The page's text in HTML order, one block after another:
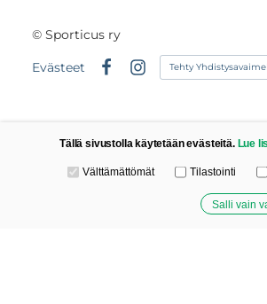
© Sporticus ry
Evästeet
Instagram
Tehty
Tällä sivustolla käytetään evästeitä. Lue
Valitse käytettävät evästeet
Välttämättömät Tilastointi
Salli vain